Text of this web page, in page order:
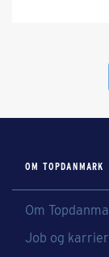
OM TOPDANMARK
Om
Job og